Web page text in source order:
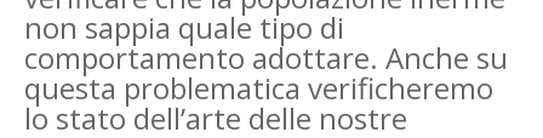
non sappia quale tipo di
comportamento adottare. Anche su
questa problematica verificheremo
lo stato dell’arte delle nostre